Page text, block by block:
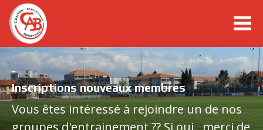
Stierenberglauf, Lac Noir, 01.08.2026
-
Inscriptions nouveaux membres
Vous êtes intéressé à rejoindre un de nos
groupes d'entrainement ?? Si oui , merci de
10KM de Payerne - Dimanche 7 mars 2027
Ouverture des inscriptions: à définir
Oeffnung des Anmeldeportals: noch
festzulegen